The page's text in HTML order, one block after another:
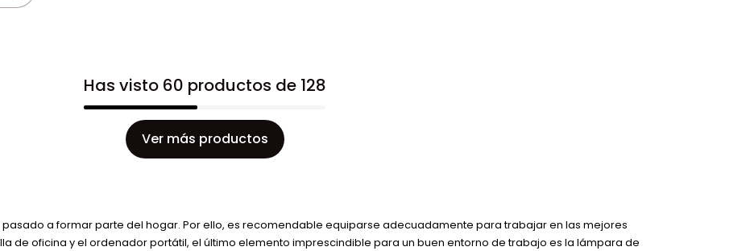
Has visto 60 productos de 128
Ver más productos
a formar parte del hogar. Por ello, es recomendable equiparse adecuadamente para trabajar en las mejores
de oficina y el ordenador portátil, el último elemento imprescindible para un buen entorno de trabajo es la lámpara de